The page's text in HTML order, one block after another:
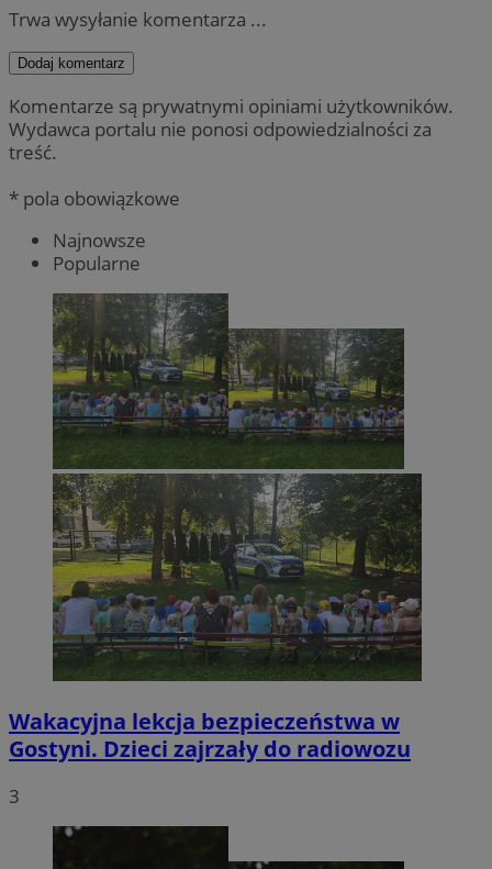
Trwa wysyłanie komentarza ...
Dodaj komentarz
Komentarze są prywatnymi opiniami użytkowników.
Wydawca portalu nie ponosi odpowiedzialności za
treść.
* pola obowiązkowe
Najnowsze
Popularne
Wakacyjna lekcja bezpieczeństwa w
Gostyni. Dzieci zajrzały do radiowozu
3